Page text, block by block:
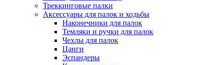
Треккинговые палки
Аксессуары для палок и ходьбы
Наконечники для палок
Темляки и ручки для палок
Чехлы для палок
Цанги
Эспандеры